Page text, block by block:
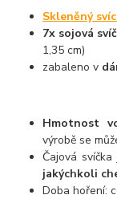
Skleněný
7x sojová
1,35 cm)
zabaleno v
Hmotnost
výrobě se
Čajová svíčka
jakýchkoli
Doba hoření: